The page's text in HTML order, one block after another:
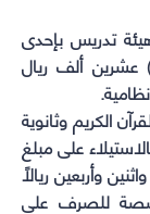
تدريس بإحدى
لحصول الأول على مبلغ (20.000) عشرين ألف ريال
الكريم وثانوية
على مبلغ
وأربعين ريالاً
للصرف على